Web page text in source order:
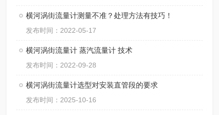
横河涡街流量计测量不准？处理方法有技巧！
发布时间：2022-05-17
横河涡街流量计 蒸汽流量计 技术
发布时间：2022-09-28
横河涡街流量计选型对安装直管段的要求
发布时间：2025-10-16